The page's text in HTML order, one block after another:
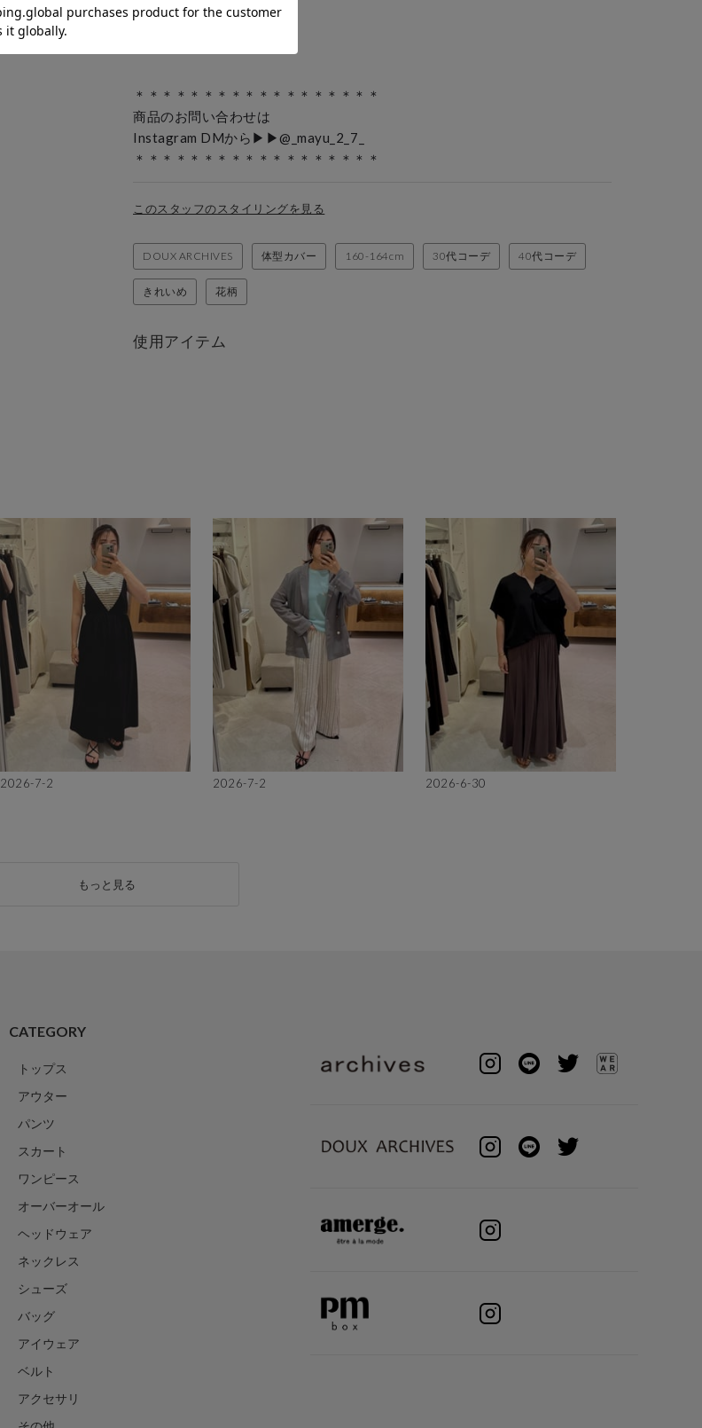
ウエストゴムで楽です。
＊＊＊＊＊＊＊＊＊＊＊＊＊＊＊＊＊＊
商品のお問い合わせは
Instagram DMから▶︎▶︎@_mayu_2_7_
＊＊＊＊＊＊＊＊＊＊＊＊＊＊＊＊＊＊
このスタッフのスタイリングを見る
DOUX ARCHIVES 体型カバー 160-164cm 30代コーデ 40代コーデ
きれいめ 花柄
使用アイテム
2026-7-2 2026-7-2 2026-6-30
もっと見る
CATEGORY
トップス
アウター
パンツ
スカート
ワンピース
オーバーオール
ヘッドウェア
ネックレス
シューズ
バッグ
アイウェア
ベルト
アクセサリ